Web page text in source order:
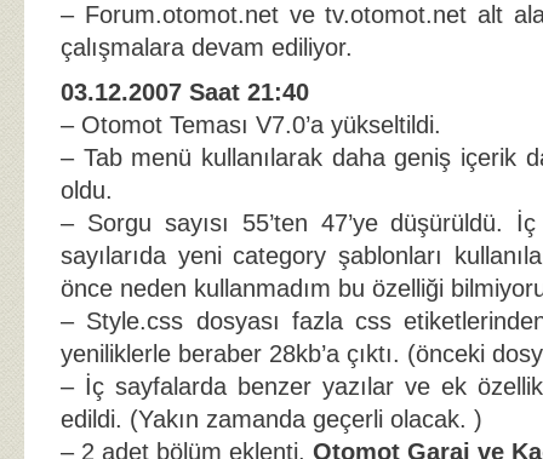
– Forum.otomot.net ve tv.otomot.net alt
çalışmalara devam ediliyor.
03.12.2007 Saat 21:40
– Otomot Teması V7.0’a yükseltildi.
– Tab menü kullanılarak daha geniş içerik
oldu.
– Sorgu sayısı 55’ten 47’ye düşürüldü.
sayılarıda yeni category şablonları
önce neden kullanmadım bu özelliği
– Style.css dosyası fazla css
yeniliklerle beraber 28kb’a çıktı. (önceki
– İç sayfalarda benzer yazılar ve ek
edildi. (Yakın zamanda geçerli olacak. )
– 2 adet bölüm eklenti. Otomot Garaj ve